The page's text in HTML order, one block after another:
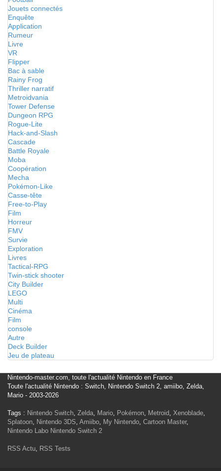
Jouets connectés
Enquête
Application
Rumeur
Livre
VR
Flipper
Bac à sable
Rainy Frog
Thriller narratif
Metroidvania
Tower Defense
Dungeon RPG
Rogue-Lite
Hack-and-Slash
Cascade
Battle Royale
Moba
Coopération
Mecha
Pokémon-Like
Casse-tête
Free-to-Play
Film
Horreur
FMV
Survie
Exploration
Livres
Tactical-RPG
Twin-stick shooter
City Builder
LEGO
Multi
Cinéma
Film
console
Autre
Deck Builder
Jeu de plateau
Nintendo-master.com, toute l'actualité Nintendo en France
Toute l'actualité Nintendo : Switch, Nintendo Switch 2, amiibo, Zelda,
Mario - 2003-2026
Tags : Nintendo Switch, Zelda, Mario, Pokémon, Metroid, Xenoblade,
Splatoon, Nintendo 3DS, Amiibo, My Nintendo, Cartoon Master,
Nintendo Labo Nintendo Switch 2
RSS Actu, RSS Tests